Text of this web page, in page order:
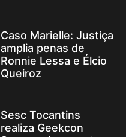
Caso Marielle: Justiça
amplia penas de
Ronnie Lessa e Élcio
Queiroz
Sesc Tocantins
realiza Geekcon